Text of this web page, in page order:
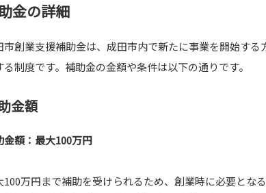
金の詳細
市創業支援補助金は、成田市内で新たに事業を開始す
る制度です。補助金の金額や条件は以下の通りです。
金額
金額：最大100万円
100万円まで補助を受けられるため、創業時に必要とな